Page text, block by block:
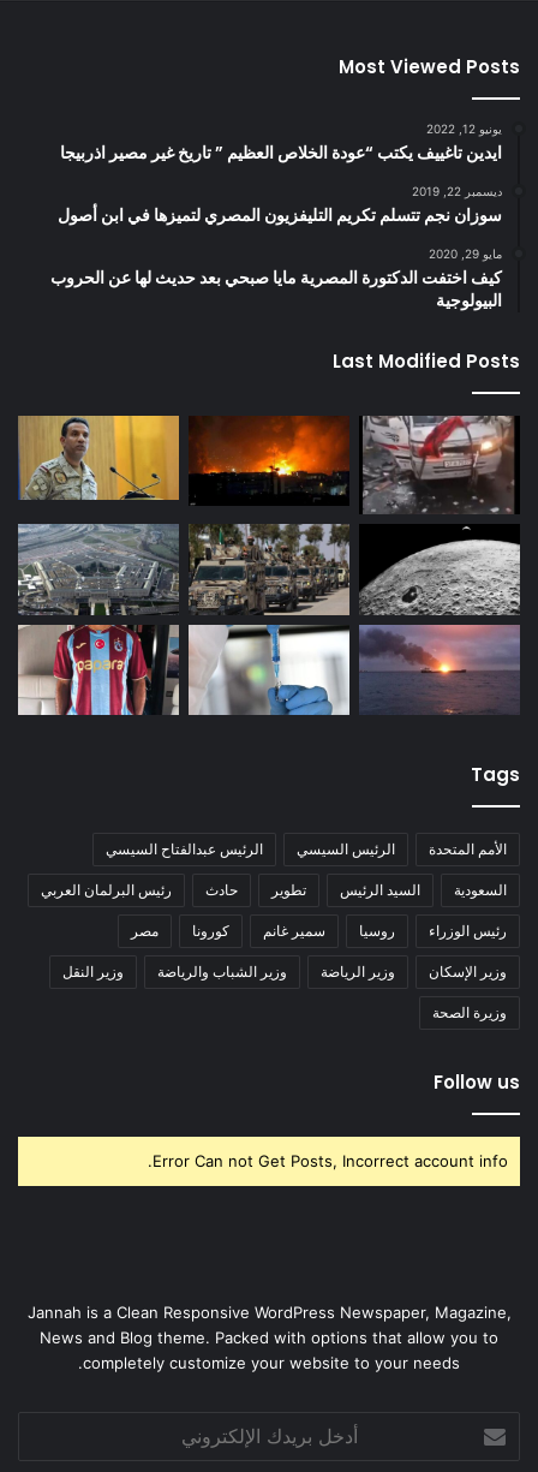
Most Viewed Posts
يونيو 12, 2022
ايدين تاغييف يكتب “عودة الخلاص العظيم ” تاريخ غير مصير اذربيجا
ديسمبر 22, 2019
سوزان نجم تتسلم تكريم التليفزيون المصري لتميزها في ابن أصول
مايو 29, 2020
كيف اختفت الدكتورة المصرية مايا صبحي بعد حديث لها عن الحروب
البيولوجية
Last Modified Posts
Tags
الأمم المتحدة الرئيس السيسي الرئيس عبدالفتاح السيسي
السعودية السيد الرئيس تطوير حادث رئيس البرلمان العربي
رئيس الوزراء روسيا سمير غانم كورونا مصر
وزير الإسكان وزير الرياضة وزير الشباب والرياضة وزير النقل
وزيرة الصحة
Follow us
Error Can not Get Posts, Incorrect account info.
Jannah is a Clean Responsive WordPress Newspaper, Magazine,
News and Blog theme. Packed with options that allow you to
completely customize your website to your needs.
بريدك